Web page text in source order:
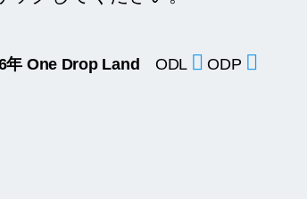
年 One Drop Land ODL ODP